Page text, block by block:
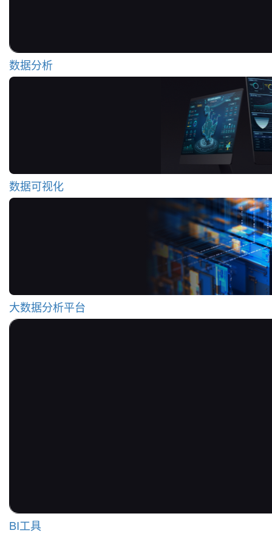
数据分析
数据可视化
大数据分析平台
BI工具